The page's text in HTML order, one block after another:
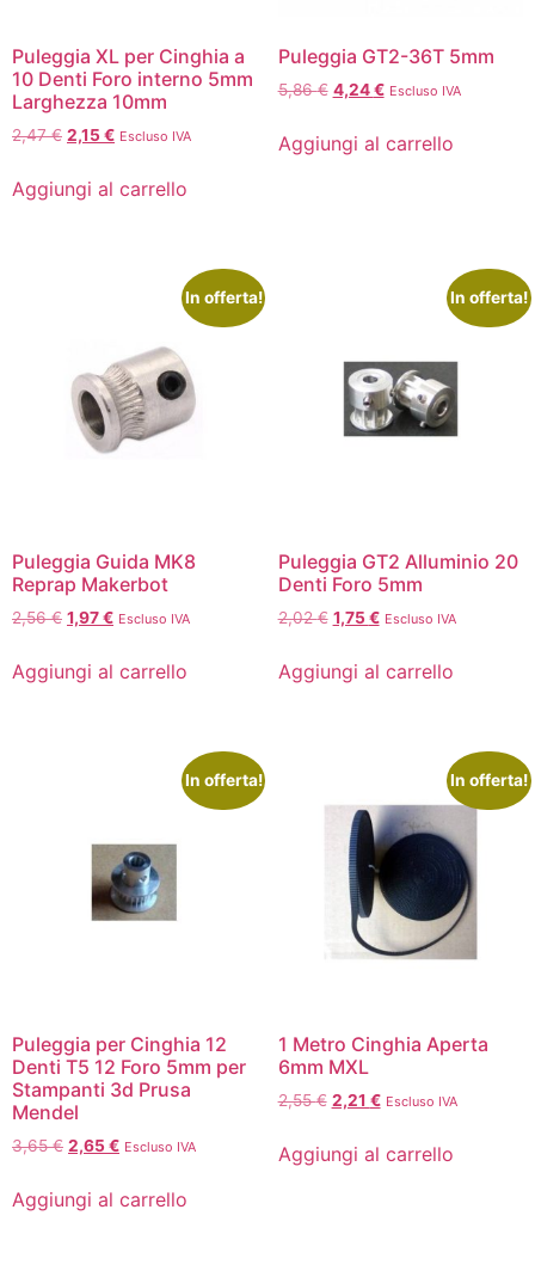
Puleggia XL per Cinghia a
10 Denti Foro interno 5mm
Larghezza 10mm
2,47€ 2,15€ Escluso IVA
Aggiungi al carrello
Puleggia GT2-36T 5mm
5,86€ 4,24€ Escluso IVA
Aggiungi al carrello
In offerta!
Puleggia Guida MK8
Reprap Makerbot
2,56€ 1,97€ Escluso IVA
Aggiungi al carrello
In offerta!
Puleggia GT2 Alluminio 20
Denti Foro 5mm
2,02€ 1,75€ Escluso IVA
Aggiungi al carrello
In offerta!
Puleggia per Cinghia 12
Denti T5 12 Foro 5mm per
Stampanti 3d Prusa
Mendel
3,65€ 2,65€ Escluso IVA
Aggiungi al carrello
In offerta!
1 Metro Cinghia Aperta
6mm MXL
2,55€ 2,21 € Escluso IVA
Aggiungi al carrello